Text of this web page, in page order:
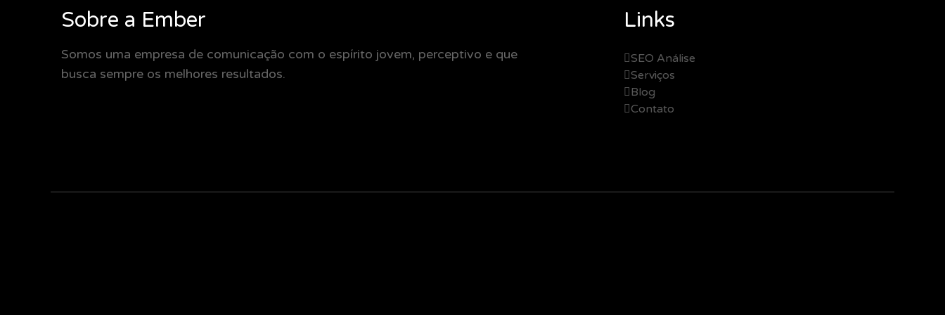
Sobre a Ember
Somos uma empresa de comunicação com o espírito jovem, perceptivo e que
busca sempre os melhores resultados.
Links
SEO Análise
Serviços
Blog
Contato